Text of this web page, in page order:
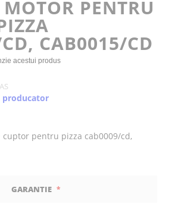
PENTRU
CAB0015/CD
acestui produs
producator
pentru pizza cab0009/cd,
GARANTIE